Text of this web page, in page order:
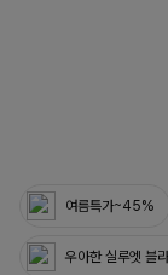
여름특가~45%
우아한 실루엣 블